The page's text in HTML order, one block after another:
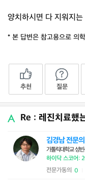
양치하시면 다 지워지
* 본 답변은 참고용으로 의
추천 질문
Re : 레진치료했
김경남 전문의
가톨릭대학교 성
하이닥 스코어:
전문가동의 0